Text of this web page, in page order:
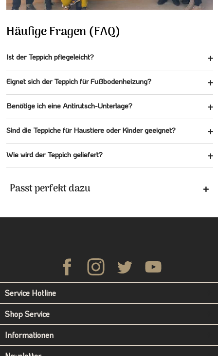
Häufige Fragen (FAQ)
Ist der Teppich pflegeleicht?
Eignet sich der Teppich für Fußbodenheizung?
Benötige ich eine Antirutsch-Unterlage?
Sind die Teppiche für Haustiere oder Kinder geeignet?
Wie wird der Teppich geliefert?
Passt perfekt dazu
Service Hotline
Shop Service
Informationen